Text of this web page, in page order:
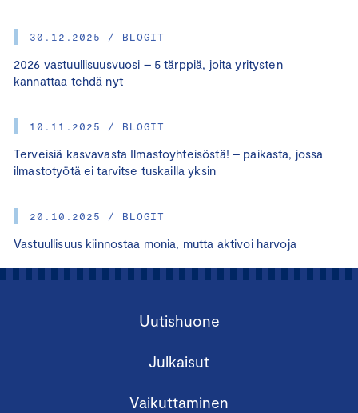
30.12.2025 / BLOGIT
2026 vastuullisuusvuosi – 5 tärppiä, joita yritysten
kannattaa tehdä nyt
10.11.2025 / BLOGIT
Terveisiä kasvavasta Ilmastoyhteisöstä! – paikasta, jossa
ilmastotyötä ei tarvitse tuskailla yksin
20.10.2025 / BLOGIT
Vastuullisuus kiinnostaa monia, mutta aktivoi harvoja
Uutishuone
Julkaisut
Vaikuttaminen